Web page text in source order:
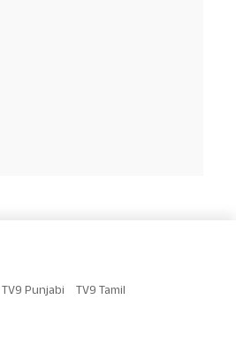
TV9 Punjabi TV9 Tamil